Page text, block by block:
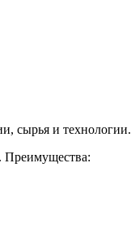
сырья и технологии.
Преимущества: